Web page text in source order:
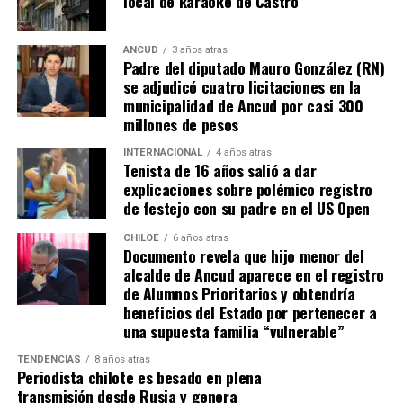
que, a diferencia del conocido dicho, en este caso, todos
los caminos conducen a… La Moneda y, mientras se
espera ese gesto por parte de la madre del pequeño
Tomás, los pasos siguen quemando los pies de Fernando
en pos de que cada kilómetro recorrido, signifique más
que una llegada a Santiago, un arribo a la cura de su hijo
Actualmente, Gómez se encuentra en Santiago
realizando trámites y participando como invitada en
distintos medios de comunicación. Aunque aún no tiene
una fecha exacta para su viaje a Estados Unidos, donde
se administra el medicamento, indicó que esperan
realizarlo «a mediados de junio».
Cabe destacar que, pese a que se logró reunir el dinero y,
por ende, la meta se cumplió, continúan circulando por
redes sociales, eventos a beneficios de Tomás Ross.
ANCUD 3 años atras
Padre del diputado Mauro González (RN)
se adjudicó cuatro licitaciones en la
municipalidad de Ancud por casi 300
millones de pesos
INTERNACIONAL 4 años atras
Tenista de 16 años salió a dar
explicaciones sobre polémico registro
de festejo con su padre en el US Open
CHILOE 6 años atras
Documento revela que hijo menor del
alcalde de Ancud aparece en el registro
de Alumnos Prioritarios y obtendría
beneficios del Estado por pertenecer a
una supuesta familia “vulnerable”
TENDENCIAS 8 años atras
Periodista chilote es besado en plena
transmisión desde Rusia y genera